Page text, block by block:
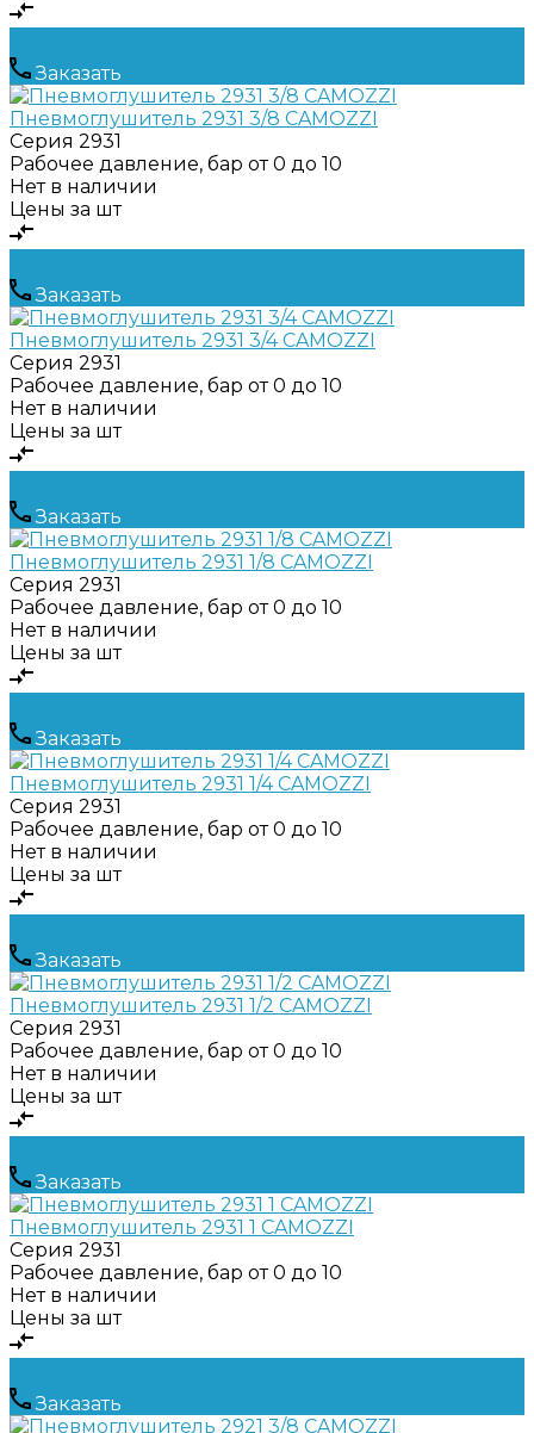
Заказать
Пневмоглушитель 2931 3/8 CAMOZZI
Серия 2931
Рабочее давление, бар от 0 до 10
Нет в наличии
Цены за шт
Заказать
Пневмоглушитель 2931 3/4 CAMOZZI
Серия 2931
Рабочее давление, бар от 0 до 10
Нет в наличии
Цены за шт
Заказать
Пневмоглушитель 2931 1/8 CAMOZZI
Серия 2931
Рабочее давление, бар от 0 до 10
Нет в наличии
Цены за шт
Заказать
Пневмоглушитель 2931 1/4 CAMOZZI
Серия 2931
Рабочее давление, бар от 0 до 10
Нет в наличии
Цены за шт
Заказать
Пневмоглушитель 2931 1/2 CAMOZZI
Серия 2931
Рабочее давление, бар от 0 до 10
Нет в наличии
Цены за шт
Заказать
Пневмоглушитель 2931 1 CAMOZZI
Серия 2931
Рабочее давление, бар от 0 до 10
Нет в наличии
Цены за шт
Заказать